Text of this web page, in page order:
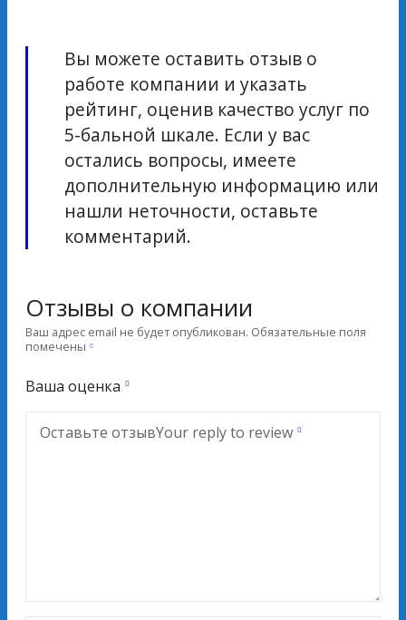
Вы можете оставить отзыв о
работе компании и указать
рейтинг, оценив качество услуг по
5-бальной шкале. Если у вас
остались вопросы, имеете
дополнительную информацию или
нашли неточности, оставьте
комментарий.
Отзывы о компании
Ваш адрес email не будет опубликован. Обязательные поля
помечены
Ваша оценка
Оставьте отзывYour reply to review